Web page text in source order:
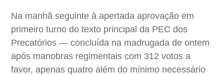
Na manhã seguinte à apertada aprovação em
primeiro turno do texto principal da PEC dos
Precatórios — concluída na madrugada de ontem
após manobras regimentais com 312 votos a
favor, apenas quatro além do mínimo necessário